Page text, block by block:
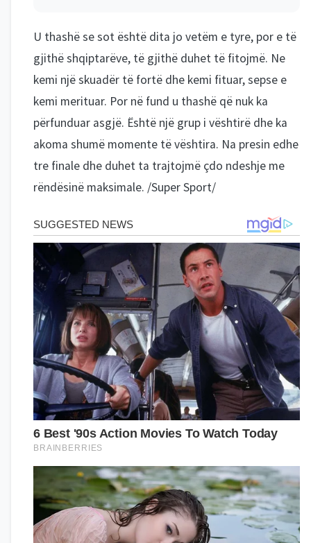
U thashë se sot është dita jo vetëm e tyre, por e të
gjithë shqiptarëve, të gjithë duhet të fitojmë. Ne
kemi një skuadër të fortë dhe kemi fituar, sepse e
kemi merituar. Por në fund u thashë që nuk ka
përfunduar asgjë. Është një grup i vështirë dhe ka
akoma shumë momente të vështira. Na presin edhe
tre finale dhe duhet ta trajtojmë çdo ndeshje me
rëndësinë maksimale. /Super Sport/